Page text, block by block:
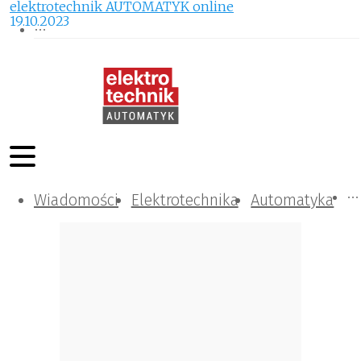
Wiadomości Elektrotechnika Automatyka
Komunikacja i IT
Kontrola
Tematy specjalne
elektrotechnik AUTOMATYK online
19.10.2023